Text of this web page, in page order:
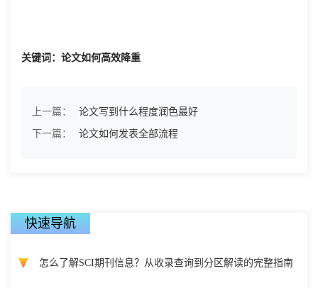
关键词：论文如何高效降重
上一篇：
论文写到什么程度润色最好
下一篇：
论文如何发表全部流程
快速导航
怎么了解SCI期刊信息？从收录查询到分区解读的完整指南